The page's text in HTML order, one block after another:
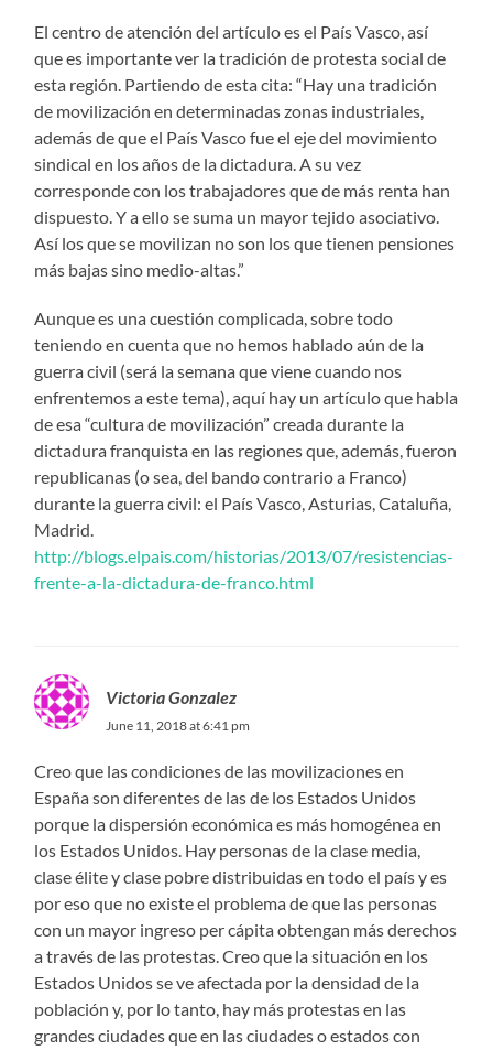
El centro de atención del artículo es el País Vasco, así
que es importante ver la tradición de protesta social de
esta región. Partiendo de esta cita: “Hay una tradición
de movilización en determinadas zonas industriales,
además de que el País Vasco fue el eje del movimiento
sindical en los años de la dictadura. A su vez
corresponde con los trabajadores que de más renta han
dispuesto. Y a ello se suma un mayor tejido asociativo.
Así los que se movilizan no son los que tienen pensiones
más bajas sino medio-altas.”
Aunque es una cuestión complicada, sobre todo
teniendo en cuenta que no hemos hablado aún de la
guerra civil (será la semana que viene cuando nos
enfrentemos a este tema), aquí hay un artículo que habla
de esa “cultura de movilización” creada durante la
dictadura franquista en las regiones que, además, fueron
republicanas (o sea, del bando contrario a Franco)
durante la guerra civil: el País Vasco, Asturias, Cataluña,
Madrid.
http://blogs.elpais.com/historias/2013/07/resistencias-
frente-a-la-dictadura-de-franco.html
Victoria Gonzalez
June 11, 2018 at 6:41 pm
Creo que las condiciones de las movilizaciones en
España son diferentes de las de los Estados Unidos
porque la dispersión económica es más homogénea en
los Estados Unidos. Hay personas de la clase media,
clase élite y clase pobre distribuidas en todo el país y es
por eso que no existe el problema de que las personas
con un mayor ingreso per cápita obtengan más derechos
a través de las protestas. Creo que la situación en los
Estados Unidos se ve afectada por la densidad de la
población y, por lo tanto, hay más protestas en las
grandes ciudades que en las ciudades o estados con